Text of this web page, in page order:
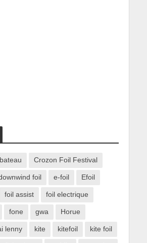
bateau Crozon Foil Festival
foil e-foil Efoil
foil assist foil electrique
fone gwa Horue
lenny kite kitefoil kite foil